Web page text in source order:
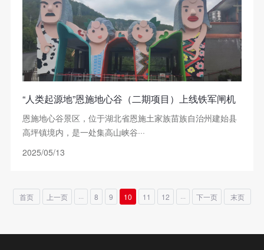
“人类起源地”恩施地心谷（二期项目）上线铁军闸机
恩施地心谷景区，位于湖北省恩施土家族苗族自治州建始县
高坪镇境内，是一处集高山峡谷···
2025/05/13
首页 上一页 ··· 8 9 10 11 12 ··· 下一页 末页